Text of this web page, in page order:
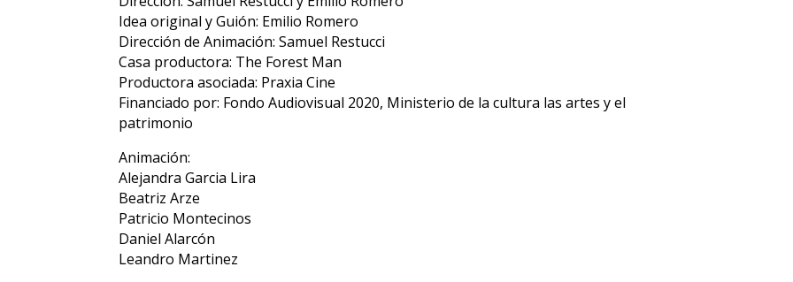
Idea original y Guión: Emilio Romero
Dirección de Animación: Samuel Restucci
Casa productora: The Forest Man
Productora asociada: Praxia Cine
Financiado por: Fondo Audiovisual 2020, Ministerio de la cultura las artes y el
patrimonio
Animación:
Alejandra Garcia Lira
Beatriz Arze
Patricio Montecinos
Daniel Alarcón
Leandro Martinez